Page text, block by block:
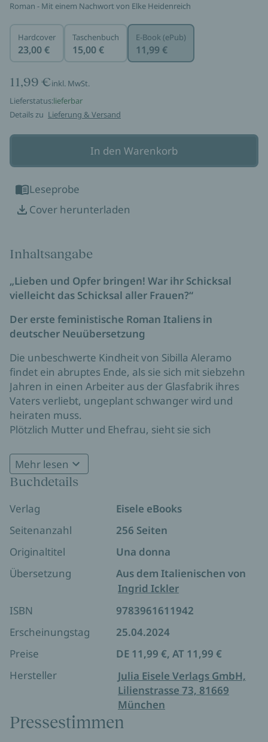
Roman - Mit einem Nachwort von Elke Heidenreich
Hardcover
23,00 €
Taschenbuch
15,00 €
E-Book (ePub)
11,99 €
11,99 €inkl. MwSt.
Lieferstatus:lieferbar
Details zu Lieferung & Versand
In den Warenkorb
Leseprobe
Cover herunterladen
Inhaltsangabe
„Lieben und Opfer bringen! War ihr Schicksal
vielleicht das Schicksal aller Frauen?“
Der erste feministische Roman Italiens in
deutscher Neuübersetzung
Die unbeschwerte Kindheit von Sibilla Aleramo
findet ein abruptes Ende, als sie sich mit siebzehn
Jahren in einen Arbeiter aus der Glasfabrik ihres
Vaters verliebt, ungeplant schwanger wird und
heiraten muss.
Plötzlich Mutter und Ehefrau, sieht sie sich
damaligen Zeit – so wie ihre eigene Mutter und alle
Frauen, die sie kennt. Doch statt sich den
Erwartungen an ihre neue Rolle zu fügen, strebt sie
nach Freiheit, Selbstbestimmung und einem Leben
voller Bildung und Literatur.
Sibilla Aleramo ist „eine Frau“ – und doch fängt sie
das Schicksal einer ganzen Generation von Frauen
ein und beschreibt authentisch und mit
außergewöhnlicher Intensität, wie sich ihre
Protagonistin aus den Fesseln der Tradition befreit
Eine Frau ist nicht nur das eindringliche Porträt der
italienischen Gesellschaft um die
Gleichberechtigung in jedem Sinne – und inspiriert
so noch heute, über die Grenzen der eigenen
Lebensumstände hinaus zu denken.
„Die erste feministische Autorin Italiens!“
Repubblica
Mehr lesen
Buchdetails
Verlag
Eisele eBooks
Seitenanzahl
256 Seiten
Originaltitel
Una donna
Übersetzung
Aus dem Italienischen von
Ingrid Ickler
ISBN
9783961611942
Erscheinungstag
25.04.2024
Preise
DE 11,99 €, AT 11,99 €
Hersteller
Julia Eisele Verlags GmbH,
Lilienstrasse 73, 81669
München
Pressestimmen